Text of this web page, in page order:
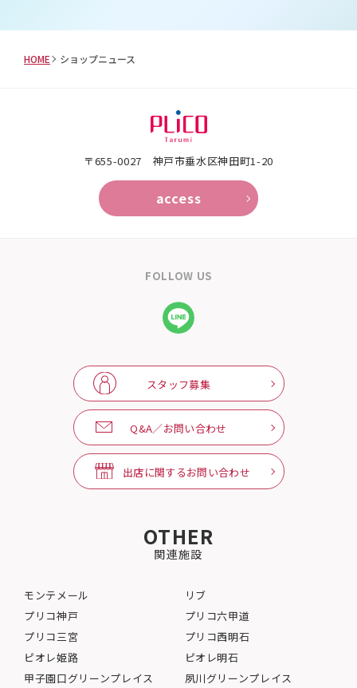
HOME ショップニュース
〒655-0027 神戸市垂水区神田町1-20
access
FOLLOW US
スタッフ募集
Q&A／お問い合わせ
出店に関するお問い合わせ
OTHER
関連施設
モンテメール
リブ
プリコ神戸
プリコ六甲道
プリコ三宮
プリコ西明石
ピオレ姫路
ピオレ明石
甲子園口グリーンプレイス
夙川グリーンプレイス